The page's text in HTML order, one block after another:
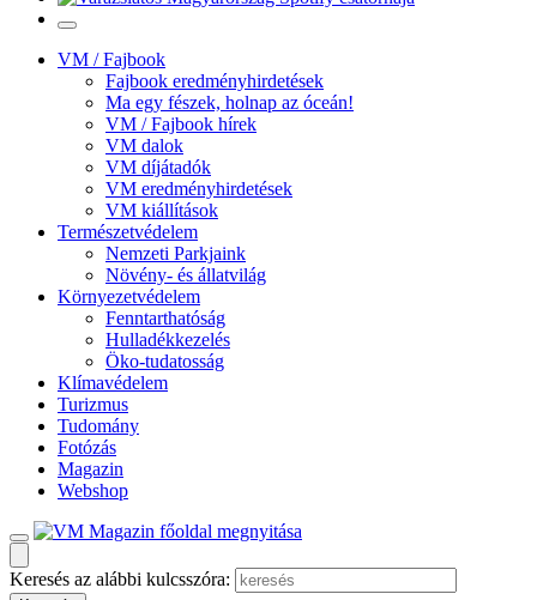
VM / Fajbook
Fajbook eredményhirdetések
Ma egy fészek, holnap az óceán!
VM / Fajbook hírek
VM dalok
VM díjátadók
VM eredményhirdetések
VM kiállítások
Természetvédelem
Nemzeti Parkjaink
Növény- és állatvilág
Környezetvédelem
Fenntarthatóság
Hulladékkezelés
Öko-tudatosság
Klímavédelem
Turizmus
Tudomány
Fotózás
Magazin
Webshop
Keresés az alábbi kulcsszóra: